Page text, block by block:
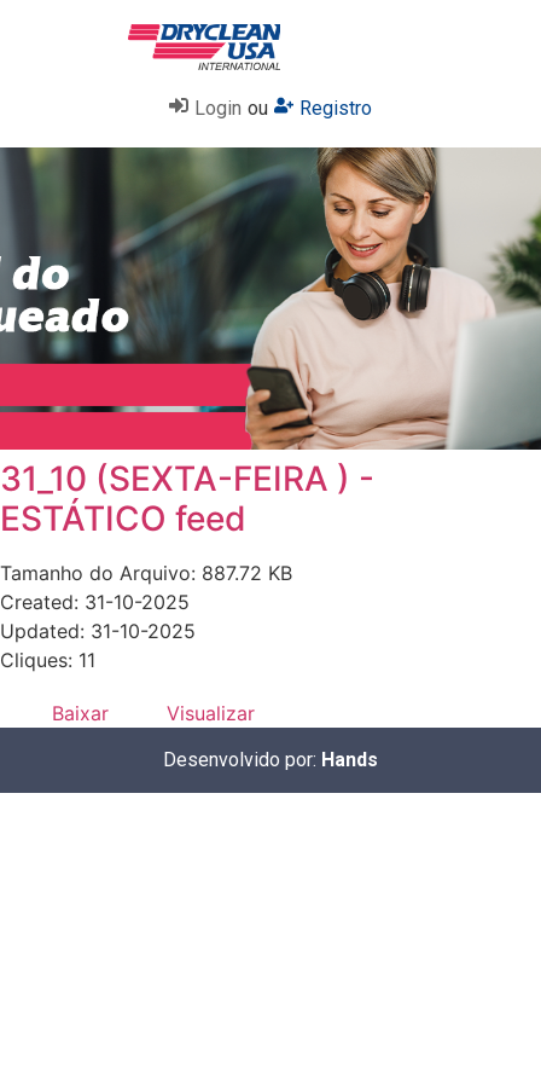
Login ou Registro
31_10 (SEXTA-FEIRA ) -
ESTÁTICO feed
Tamanho do Arquivo: 887.72 KB
Created: 31-10-2025
Updated: 31-10-2025
Cliques: 11
Baixar Visualizar
Desenvolvido por: Hands